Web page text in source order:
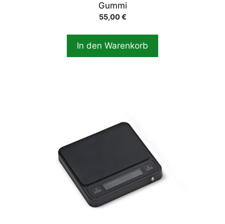
Gummi
55,00€
In den Warenkorb